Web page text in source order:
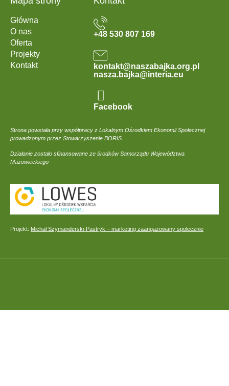
Główna
O nas
Oferta
Projekty
Kontakt
+48 530 807 169
kontakt@naszabajka.org.pl
nasza.bajka@interia.eu
Facebook
Strona powstała przy współpracy z Lokalnym Ośrodkiem Ekonomii Społecznej
prowadzonym przez Stowarzyszenie BORIS.
Działanie zostało sfinansowane ze środków Samorządu Województwa
Mazowieckiego
Projekt: Michał Szymanderski-Pastryk – marketing zaangażowany społecznie